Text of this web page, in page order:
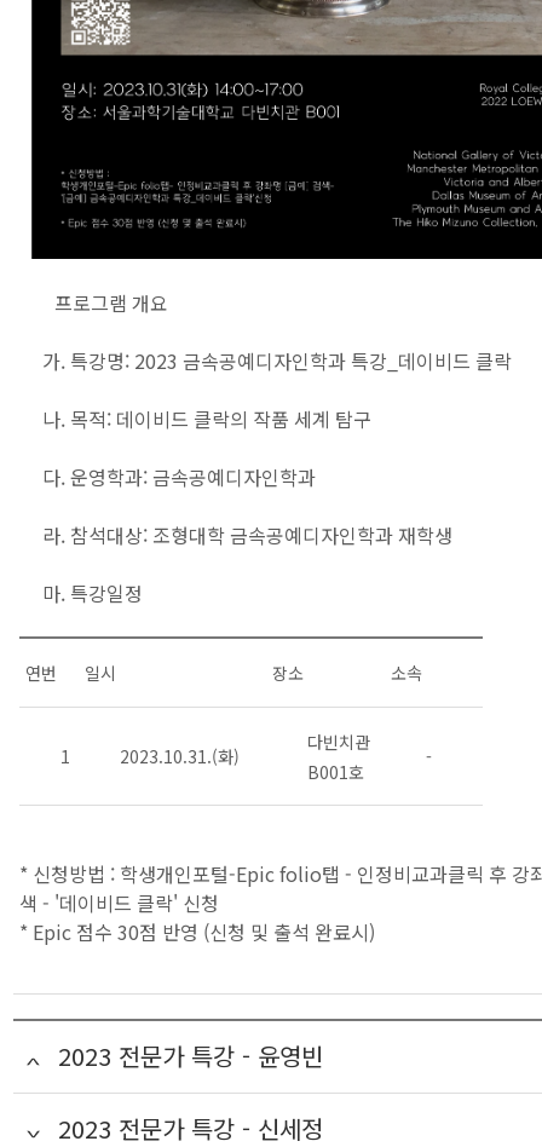
프로그램 개요
가. 특강명: 2023 금속공예디자인학과 특강_데이비드 클락
나. 목적: 데이비드 클락의 작품 세계 탐구
다. 운영학과: 금속공예디자인학과
라. 참석대상: 조형대학 금속공예디자인학과 재학생
마. 특강일정
연번 일시 장소 소속
1 2023.10.31.(화)
다빈치관
B001호
-
* 신청방법 : 학생개인포털-Epic folio탭 - 인정비교과클릭 후 강
색 - '데이비드 클락' 신청
* Epic 점수 30점 반영 (신청 및 출석 완료시)
2023 전문가 특강 - 윤영빈
2023 전문가 특강 - 신세정